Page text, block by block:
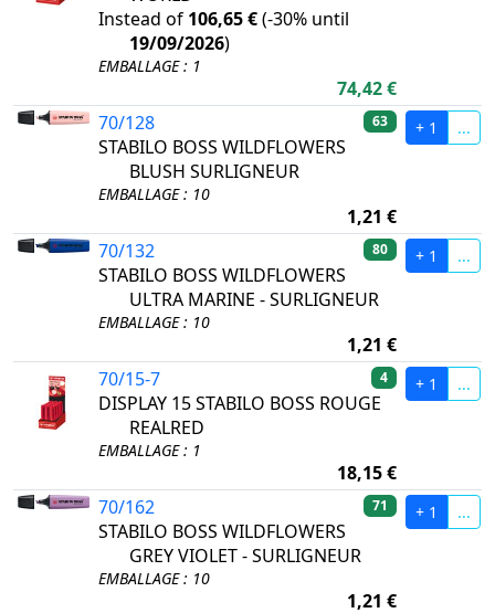
Instead of 106,65 €(-30% until
19/09/2026)
EMBALLAGE : 1
74,42 €
70/128
STABILO BOSS WILDFLOWERS
BLUSH SURLIGNEUR
EMBALLAGE : 10
63
1,21 €
+ 1 ...
70/132
STABILO BOSS WILDFLOWERS
ULTRA MARINE - SURLIGNEUR
EMBALLAGE : 10
80
1,21 €
+ 1 ...
70/15-7
DISPLAY 15 STABILO BOSS ROUGE
REALRED
EMBALLAGE : 1
4
18,15 €
+ 1 ...
70/162
STABILO BOSS WILDFLOWERS
GREY VIOLET - SURLIGNEUR
EMBALLAGE : 10
71
1,21 €
+ 1 ...